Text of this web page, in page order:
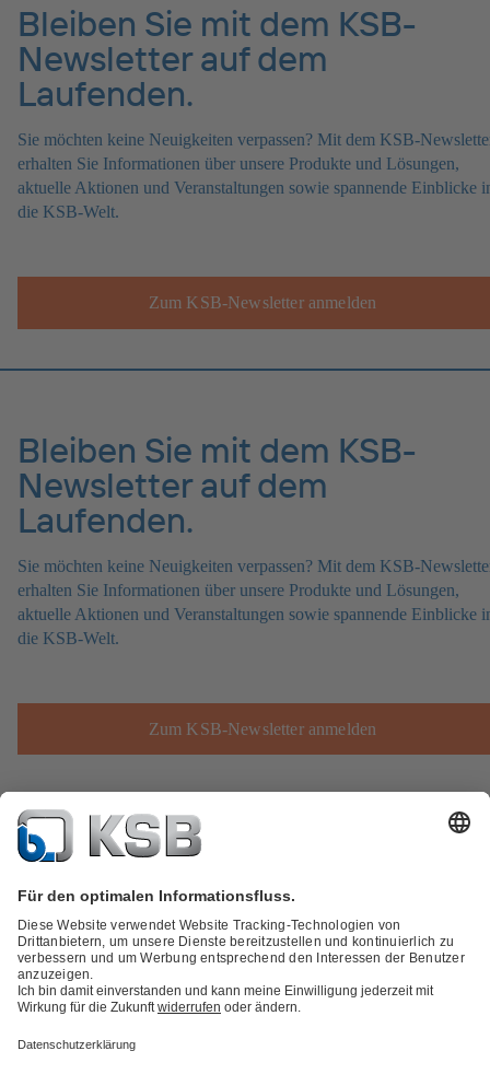
Bleiben Sie mit dem KSB-
Newsletter auf dem
Laufenden.
Sie möchten keine Neuigkeiten verpassen? Mit dem KSB-
erhalten Sie Informationen über unsere Produkte und Lösungen,
aktuelle Aktionen und Veranstaltungen sowie spannende Einblicke
die KSB-Welt.
Zum KSB-Newsletter anmelden
Bleiben Sie mit dem KSB-
Newsletter auf dem
Laufenden.
Sie möchten keine Neuigkeiten verpassen? Mit dem KSB-
erhalten Sie Informationen über unsere Produkte und Lösungen,
aktuelle Aktionen und Veranstaltungen sowie spannende Einblicke
die KSB-Welt.
Zum KSB-Newsletter anmelden